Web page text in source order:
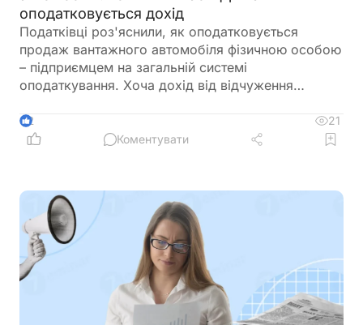
оподатковується дохід
Податківці роз'яснили, як оподатковується
продаж вантажного автомобіля фізичною особою
– підприємцем на загальній системі
оподаткування. Хоча дохід від відчуження
правилами, встановленими для фізичних осіб,
якщо автомобіль використовувався у
ПДВ-зобов'язання. ДПС також нагадала, коли
виникає обов'язок нарахувати ПДВ та за якою
датою потрібно складати податкову накладну
2
21
Коментувати